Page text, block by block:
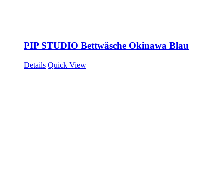
PIP STUDIO Bettwäsche Okinawa Blau
Details Quick View